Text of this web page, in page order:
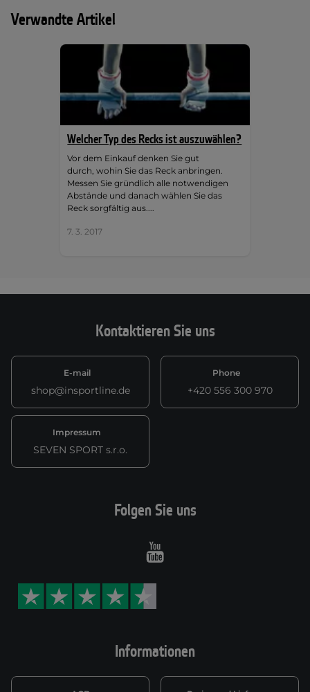
Verwandte Artikel
Welcher Typ des Recks ist auszuwählen?
Vor dem Einkauf denken Sie gut
durch, wohin Sie das Reck anbringen.
Messen Sie gründlich alle notwendigen
Abstände und danach wählen Sie das
Reck sorgfältig aus....
7. 3. 2017
Kontaktieren Sie uns
E-mail
shop@insportline.de
Phone
+420 556 300 970
Impressum
SEVEN SPORT s.r.o.
Informationen
Folgen Sie uns
Youtube